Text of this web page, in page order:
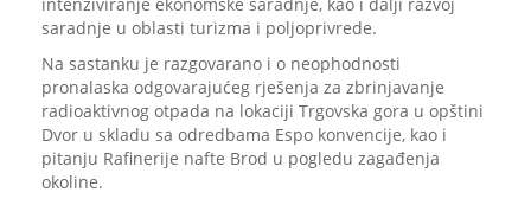
saradnje u oblasti turizma i poljoprivrede.
Na sastanku je razgovarano i o neophodnosti
pronalaska odgovarajućeg rješenja za zbrinjavanje
radioaktivnog otpada na lokaciji Trgovska gora u opštini
Dvor u skladu sa odredbama Espo konvencije, kao i
pitanju Rafinerije nafte Brod u pogledu zagađenja
okoline.